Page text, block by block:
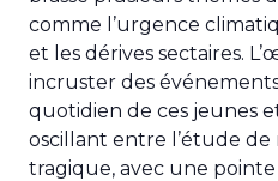
comme l’urgence
et les dérives sectaires.
incruster des
quotidien de ces jeunes
oscillant entre l’étude
tragique, avec une